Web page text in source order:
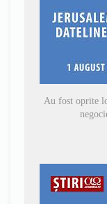
Au fost oprite